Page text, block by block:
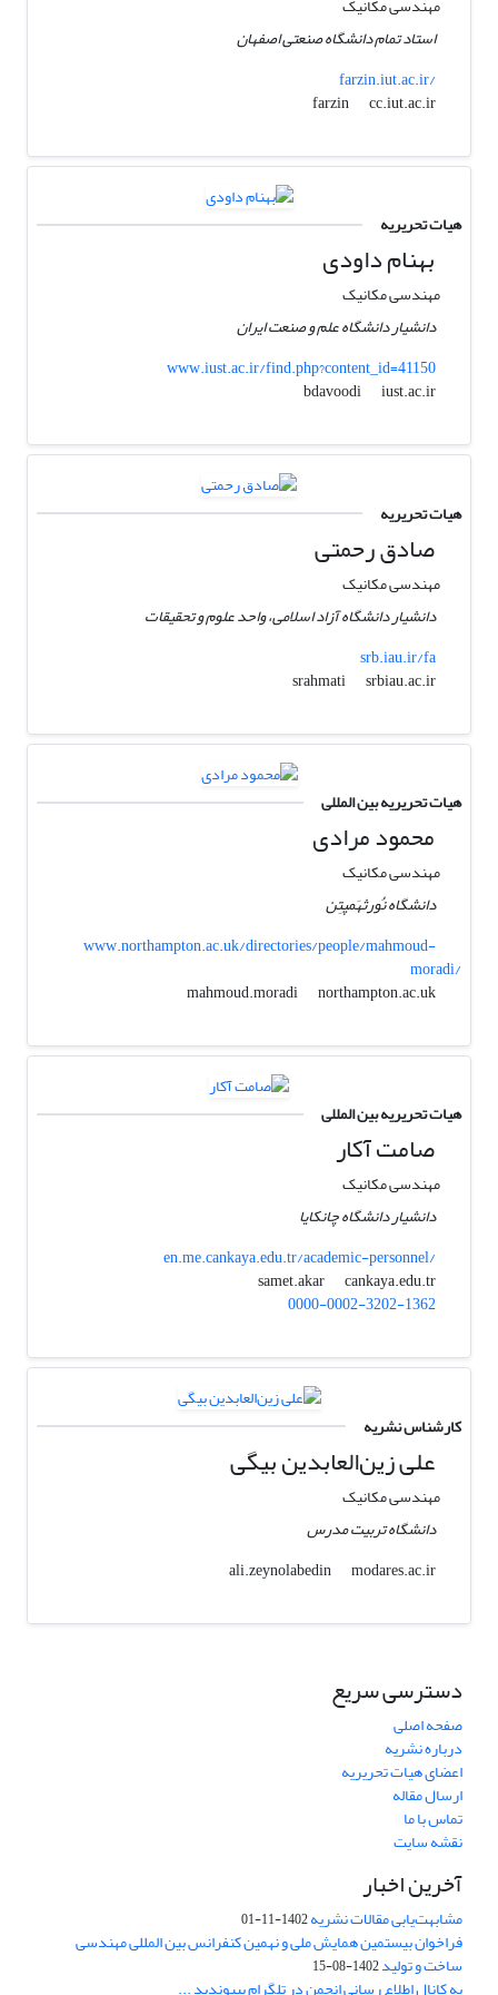
استاد تمام دانشگاه صنعتی اصفهان
farzin.iut.ac.ir/
farzin
cc.iut.ac.ir
هیات تحریریه
بهنام داودی
مهندسی مکانیک
دانشیار دانشگاه علم و صنعت ایران
www.iust.ac.ir/find.php?content_id=41150
bdavoodi
iust.ac.ir
هیات تحریریه
صادق رحمتی
مهندسی مکانیک
دانشیار دانشگاه آزاد اسلامی، واحد علوم و تحقیقات
srb.iau.ir/fa
srahmati
srbiau.ac.ir
هیات تحریریه بین المللی
محمود مرادی
مهندسی مکانیک
دانشگاه نُورثهَمپتِن
www.northampton.ac.uk/directories/people/mahmoud-
moradi/
mahmoud.moradi
northampton.ac.uk
هیات تحریریه بین المللی
صامت آکار
مهندسی مکانیک
دانشیار دانشگاه چانکایا
en.me.cankaya.edu.tr/academic-personnel/
samet.akar
cankaya.edu.tr
0000-0002-3202-1362
کارشناس نشریه
علی زین‌العابدین بیگی
مهندسی مکانیک
دانشگاه تربیت مدرس
ali.zeynolabedin
modares.ac.ir
دسترسی سریع
صفحه اصلی
درباره نشریه
اعضای هیات تحریریه
ارسال مقاله
تماس با ما
نقشه سایت
آخرین اخبار
مشابهت‌یابی مقالات نشریه1402-11-01
فراخوان بیستمین همایش ملی و نهمین کنفرانس بین المللی مهندسی
ساخت و تولید1402-08-15
به کانال اطلاع رسانی انجمن در تلگرام بپیوندید ...